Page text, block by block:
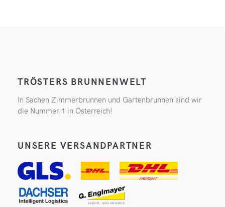
TRÖSTERS BRUNNENWELT
In Sachen Zimmerbrunnen und Gartenbrunnen sind wir
die Nummer 1 in Österreich!
UNSERE VERSANDPARTNER